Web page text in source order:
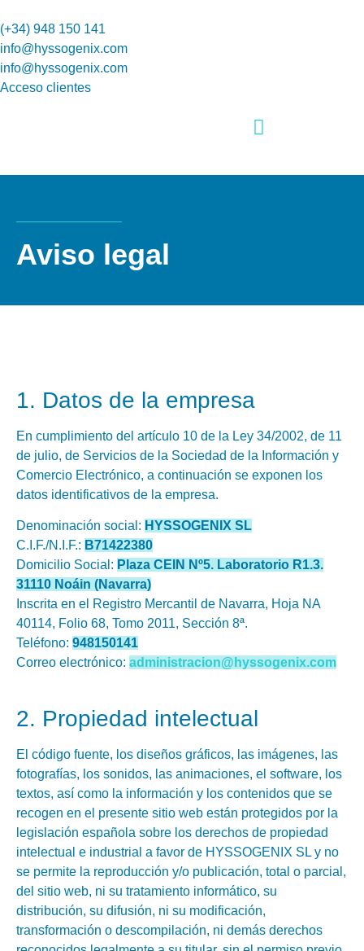
(+34) 948 150 141
info@hyssogenix.com
info@hyssogenix.com
Acceso clientes
Aviso legal
1. Datos de la empresa
En cumplimiento del artículo 10 de la Ley 34/2002, de 11
de julio, de Servicios de la Sociedad de la Información y
Comercio Electrónico, a continuación se exponen los
datos identificativos de la empresa.
Denominación social: HYSSOGENIX SL
C.I.F./N.I.F.: B71422380
Domicilio Social: Plaza CEIN Nº5. Laboratorio R1.3.
31110 Noáin (Navarra)
Inscrita en el Registro Mercantil de Navarra, Hoja NA
40114, Folio 68, Tomo 2011, Sección 8ª.
Teléfono: 948150141
Correo electrónico: administracion@hyssogenix.com
2. Propiedad intelectual
El código fuente, los diseños gráficos, las imágenes, las
fotografías, los sonidos, las animaciones, el software, los
textos, así como la información y los contenidos que se
recogen en el presente sitio web están protegidos por la
legislación española sobre los derechos de propiedad
intelectual e industrial a favor de HYSSOGENIX SL y no
se permite la reproducción y/o publicación, total o parcial,
del sitio web, ni su tratamiento informático, su
distribución, su difusión, ni su modificación,
transformación o descompilación, ni demás derechos